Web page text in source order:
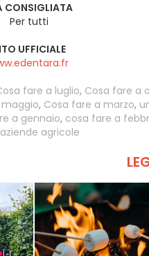
CONSIGLIATA
Per tutti
UFFICIALE
fare a luglio, Cosa fare a
, Cosa fare a marzo,
a gennaio, cosa fare a
agricole